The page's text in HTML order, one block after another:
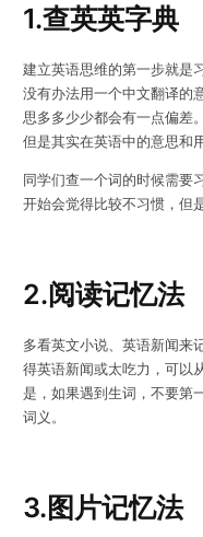
1.查英英字典
建立英语思维的第一步就是
没有办法用一个中文翻译的
思多多少少都会有一点偏差
但是其实在英语中的意思和
同学们查一个词的时候需要
开始会觉得比较不习惯，但
2.阅读记忆法
多看英文小说、英语新闻来
得英语新闻或太吃力，可以
是，如果遇到生词，不要第
词义。
3.图片记忆法